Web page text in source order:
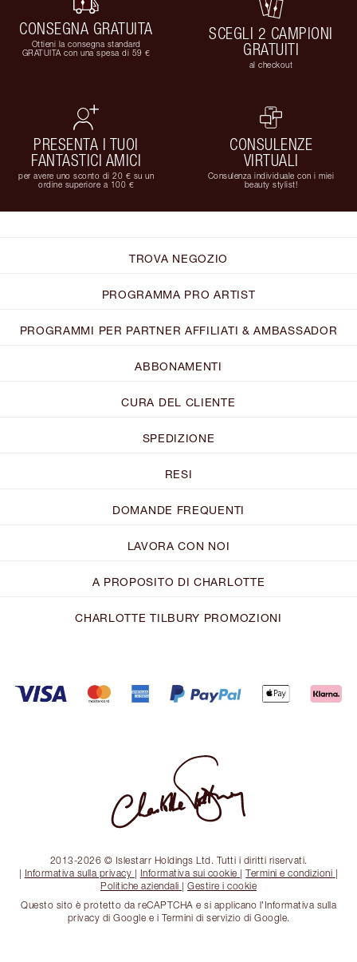
CONSEGNA GRATUITA
Ottieni la consegna standard
GRATUITA con una spesa di 59 €
SCEGLI 2 CAMPIONI
GRATUITI
al checkout
PRESENTA I TUOI
FANTASTICI AMICI
per avere uno sconto di 20 € su un
ordine superiore a 100 €
CONSULENZE
VIRTUALI
Consulenza individuale con i miei
beauty stylist!
TROVA NEGOZIO
PROGRAMMA PRO ARTIST
PROGRAMMI PER PARTNER AFFILIATI & AMBASSADOR
ABBONAMENTI
CURA DEL CLIENTE
SPEDIZIONE
RESI
DOMANDE FREQUENTI
LAVORA CON NOI
A PROPOSITO DI CHARLOTTE
CHARLOTTE TILBURY PROMOZIONI
2013-2026 © Islestarr Holdings Ltd. Tutti i diritti riservati.
| Informativa sulla privacy | Informativa sui cookie |Termini e condizioni |
Politiche aziendali | Gestire i cookie
Questo sito è protetto da reCAPTCHA e si applicano l'Informativa sulla
privacy di Google e i Termini di servizio di Google.